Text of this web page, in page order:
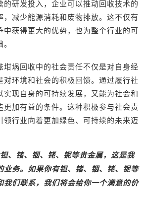
的研发投入，企业可以推动回收技术的
，减少能源消耗和废物排放。这不仅有
中获得更大的优势，也为整个行业的可
坩埚回收中的社会责任不仅是对自身经
对环境和社会的积极回馈。通过履行社
实现自身的可持续发展，又能为社会和
更加有益的条件。这种积极参与社会责
领行业向着更加绿色、可持续的未来迈
、锗、铟、铑、铌等贵金属，这是我
业务。如果你有钽、锗、铟、铑、铌等
我们联系，我们将会给你一个满意的价